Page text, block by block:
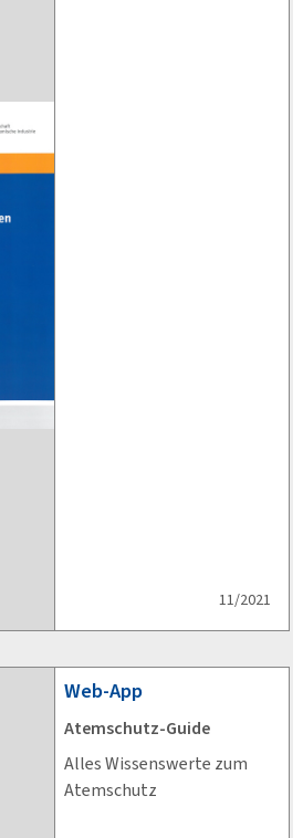
11/2021
Web-App
Atemschutz-Guide
Alles Wissenswerte zum
Atemschutz